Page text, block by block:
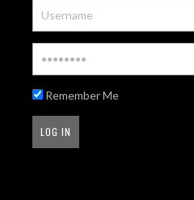
Remember Me